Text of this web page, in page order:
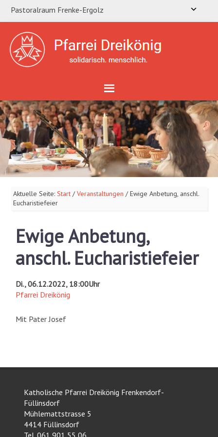
Pastoralraum Frenke-Ergolz
Aktuelle Seite:Start / Veranstaltungen /Ewige Anbetung, anschl.
Eucharistiefeier
Ewige Anbetung,
anschl. Eucharistiefeier
Di., 06.12.2022, 18:00Uhr
Pfarrei Dreikönig
Mit Pater Josef
Katholische Pfarrei Dreikönig Frenkendorf-
Füllinsdorf
Mühlemattstrasse 5
4414 Füllinsdorf
Tel. 061 901 55 06